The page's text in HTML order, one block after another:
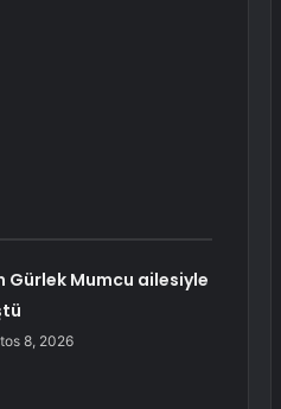
Gürlek Mumcu ailesiyle
8, 2026